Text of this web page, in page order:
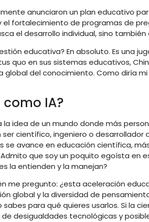
anunciaron un plan educativo
fortalecimiento de programas de
el desarrollo individual, sino
educativa? En absoluto. Es una
quo en sus sistemas educativos,
global del conocimiento. Como diría
IA?
la idea de un mundo donde más
científico, ingeniero o desarrollador
se avance en educación científica,
que soy un poquito egoísta en
la entienden y la manejan?
me pregunto: ¿esta aceleración
global y la diversidad de
para qué quieres usarlos. Si la
desigualdades tecnológicas y